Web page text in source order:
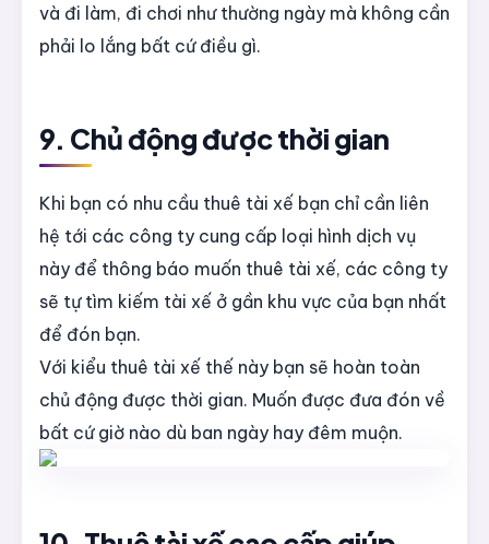
và đi làm, đi chơi như thường ngày mà không cần
phải lo lắng bất cứ điều gì.
9. Chủ động được thời gian
Khi bạn có nhu cầu thuê tài xế bạn chỉ cần liên
hệ tới các công ty cung cấp loại hình dịch vụ
này để thông báo muốn thuê tài xế, các công ty
sẽ tự tìm kiếm tài xế ở gần khu vực của bạn nhất
để đón bạn.
Với kiểu thuê tài xế thế này bạn sẽ hoàn toàn
chủ động được thời gian. Muốn được đưa đón về
bất cứ giờ nào dù ban ngày hay đêm muộn.